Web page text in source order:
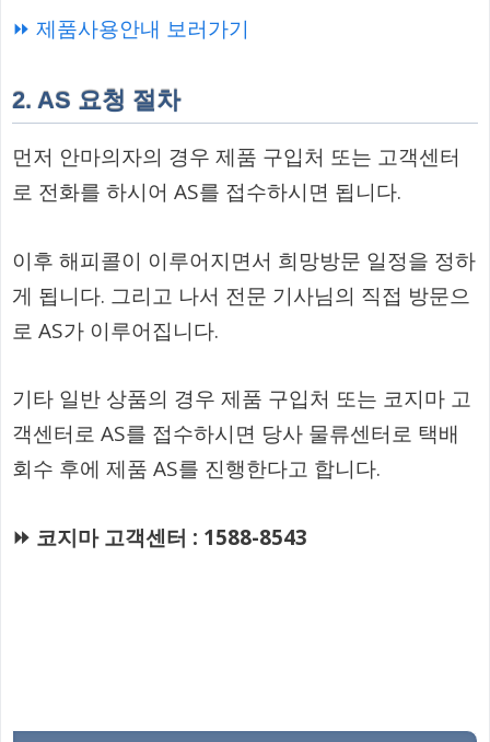
⏩ 제품사용안내 보러가기
2. AS 요청 절차
먼저 안마의자의 경우 제품 구입처 또는 고객센터
로 전화를 하시어 AS를 접수하시면 됩니다.
이후 해피콜이 이루어지면서 희망방문 일정을 정하
게 됩니다. 그리고 나서 전문 기사님의 직접 방문으
로 AS가 이루어집니다.
기타 일반 상품의 경우 제품 구입처 또는 코지마 고
객센터로 AS를 접수하시면 당사 물류센터로 택배
회수 후에 제품 AS를 진행한다고 합니다.
⏩ 코지마 고객센터 : 1588-8543